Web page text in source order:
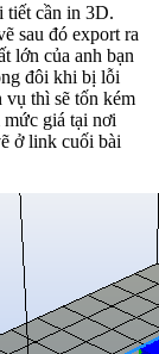
tiết cần in 3D.
sau đó export ra
lớn của anh bạn
đôi khi bị lỗi
thì sẽ tốn kém
giá tại nơi
ở link cuối bài